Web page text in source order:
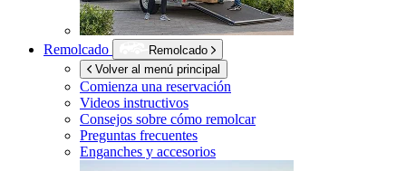
Remolcado
Remolcado
Volver al menú principal
Comienza una reservación
Videos instructivos
Consejos sobre cómo remolcar
Preguntas frecuentes
Enganches y accesorios